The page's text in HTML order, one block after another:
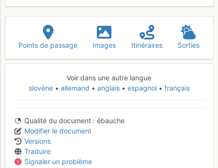
Points de passage Images Itinéraires Sorties
Voir dans une autre langue
slovène
allemand anglais espagnol français
Qualité du document
ébauche
Modifier le document
Versions
Traduire
Signaler un problème